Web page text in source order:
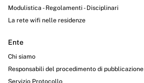
Modulistica - Regolamenti - Disciplinari
La rete wifi nelle residenze
Ente
Chi siamo
Responsabili del procedimento di pubblicazione
Servizio Protocollo